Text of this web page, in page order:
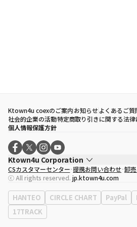
Ktown4u coexのご案内お知らせよくあるご質
社会的企業の活動特定商取り引きに関する法
個人情報保護方針
Ktown4u Corporation
代表取締役
ソン・ヒョミン
事業者登録番号120-87-71116
eContext
0120-23-7523
事務所住所
ソウル特別市江南区永東大路
CSカスタマーセンター 提携お問い合わせ 卸
ⓒ All rights reserved. jp.ktown4u.com
HANTEO CIRCLE CHART PayPal
17TRACK